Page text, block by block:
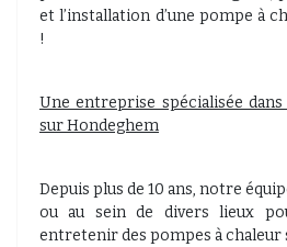
et l’installation d’une pompe à
!
Une entreprise spécialisée
sur Hondeghem
Depuis plus de 10 ans, notre
ou au sein de divers lieux
entretenir des pompes à chaleur